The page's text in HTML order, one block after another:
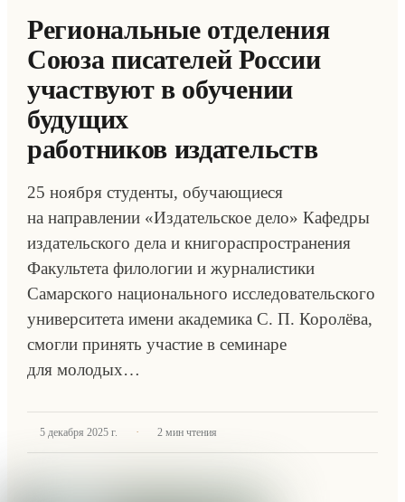
Региональные отделения
Союза писателей России
участвуют в обучении
будущих
работников издательств
25 ноября студенты, обучающиеся
на направлении «Издательское дело» Кафедры
издательского дела и книгораспространения
Факультета филологии и журналистики
Самарского национального исследовательского
университета имени академика С. П. Королёва,
смогли принять участие в семинаре
для молодых…
5 декабря 2025 г. · 2 мин чтения